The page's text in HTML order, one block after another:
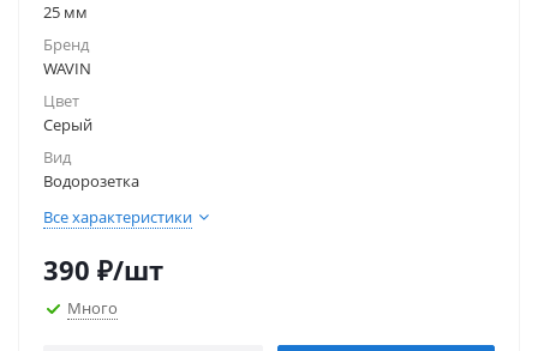
25 мм
Бренд
WAVIN
Цвет
Серый
Вид
Водорозетка
Все характеристики
390 ₽/шт
Много